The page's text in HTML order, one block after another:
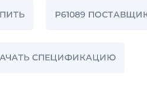
P61089
СПЕЦИФИКАЦИЮ